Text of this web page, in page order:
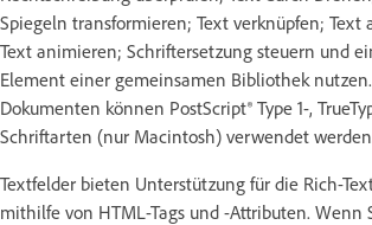
Spiegeln transformieren; Text verknüpfen; Text
Text animieren; Schriftersetzung steuern und
Element einer gemeinsamen Bibliothek
Dokumenten können PostScript® Type 1-,
Schriftarten (nur Macintosh) verwendet
Textfelder bieten Unterstützung für die Rich-
mithilfe von HTML-Tags und -Attributen. Wenn